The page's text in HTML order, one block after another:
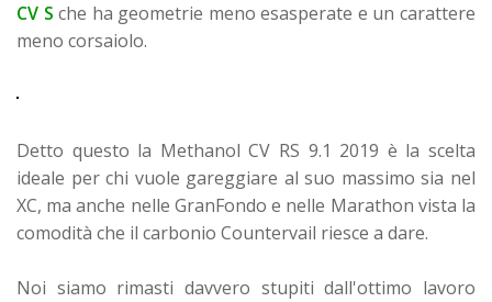
CV S che ha geometrie meno esasperate e un carattere
meno corsaiolo.
Detto questo la Methanol CV RS 9.1 2019 è la scelta
ideale per chi vuole gareggiare al suo massimo sia nel
XC, ma anche nelle GranFondo e nelle Marathon vista la
comodità che il carbonio Countervail riesce a dare.
Noi siamo rimasti davvero stupiti dall'ottimo lavoro